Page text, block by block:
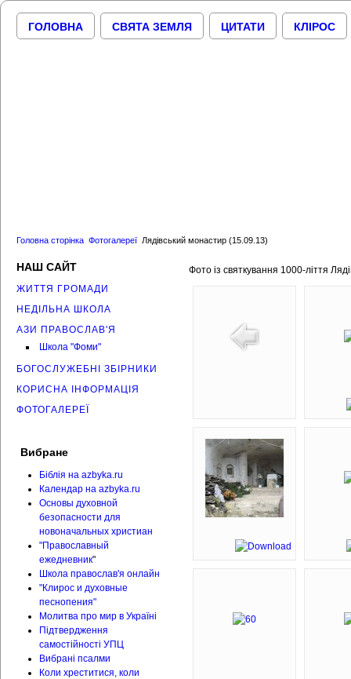
авто
ГОЛОВНА
СВЯТА ЗЕМЛЯ ЦИТАТИ КЛІРОС
Головна сторінка Фотогалереї Лядівський монастир (15.09.13)
НАШ САЙТ
ЖИТТЯ ГРОМАДИ
НЕДІЛЬНА ШКОЛА
АЗИ ПРАВОСЛАВ'Я
Школа "Фоми"
БОГОСЛУЖЕБНІ ЗБІРНИКИ
КОРИСНА ІНФОРМАЦІЯ
ФОТОГАЛЕРЕЇ
Вибране
Біблія на azbyka.ru
Календар на azbyka.ru
Основы духовной
безопасности для
новоначальных христиан
"Православный
ежедневник"
Школа православ'я онлайн
"Клирос и духовные
песнопения"
Молитва про мир в Україні
Підтвердження
самостійності УПЦ
Вибрані псалми
Коли хреститися, коли
Фото із святкування 1000-ліття